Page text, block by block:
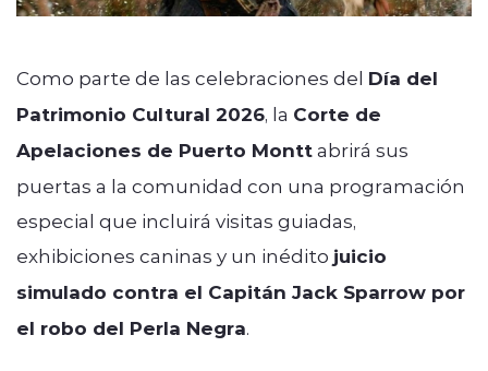
Como parte de las celebraciones del Día del
Patrimonio Cultural 2026, la Corte de
Apelaciones de Puerto Monttabrirá sus
puertas a la comunidad con una programación
especial que incluirá visitas guiadas,
exhibiciones caninas y un inédito juicio
simulado contra el Capitán Jack Sparrow por
el robo del Perla Negra.